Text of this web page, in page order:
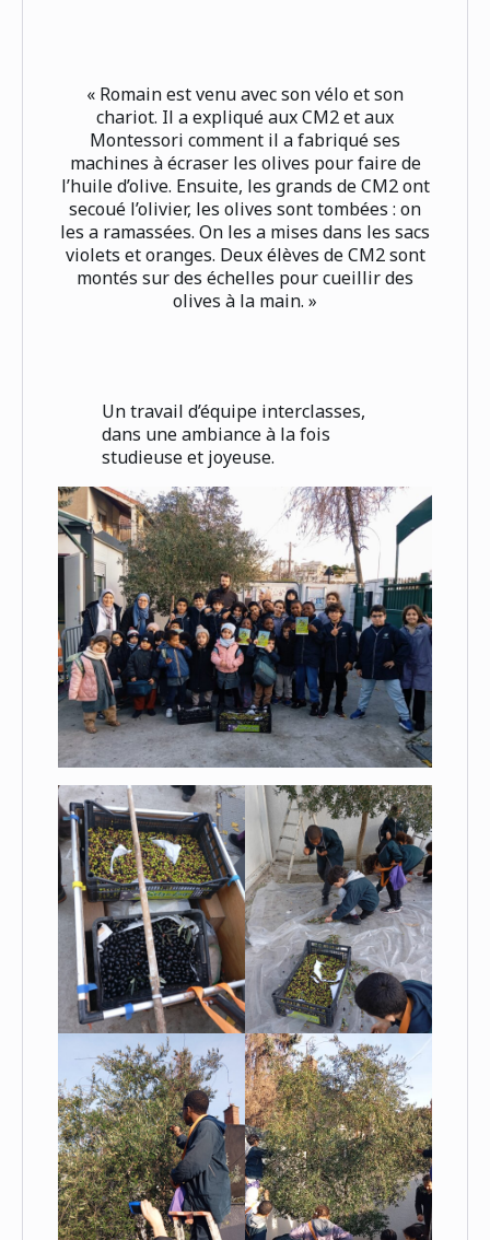
« Romain est venu avec son vélo et son
chariot. Il a expliqué aux CM2 et aux
Montessori comment il a fabriqué ses
machines à écraser les olives pour faire de
l’huile d’olive. Ensuite, les grands de CM2 ont
secoué l’olivier, les olives sont tombées : on
les a ramassées. On les a mises dans les sacs
violets et oranges. Deux élèves de CM2 sont
montés sur des échelles pour cueillir des
olives à la main. »
Un travail d’équipe interclasses,
dans une ambiance à la fois
studieuse et joyeuse.